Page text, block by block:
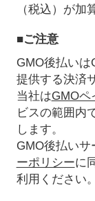
（税込）が加
■ご注意
GMO後払い
提供する決済
当社はGMOペ
ビスの範囲内
します。
GMO後払いサ
ーポリシーに
利用ください。